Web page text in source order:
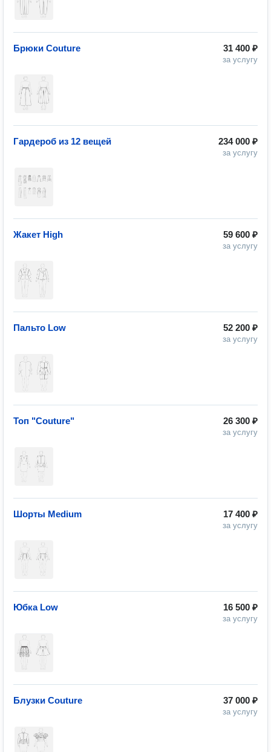
31 400 ₽
за услугу
Брюки Couture
234 000 ₽
за услугу
Гардероб из 12 вещей
59 600 ₽
за услугу
Жакет High
52 200 ₽
за услугу
Пальто Low
26 300 ₽
за услугу
Топ "Couture"
17 400 ₽
за услугу
Шорты Medium
16 500 ₽
за услугу
Юбка Low
37 000 ₽
за услугу
Блузки Couture